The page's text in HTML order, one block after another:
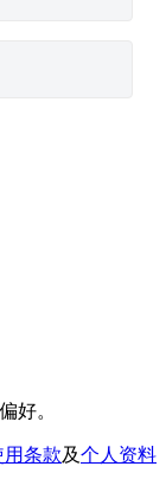
好。
用条款及个人资料